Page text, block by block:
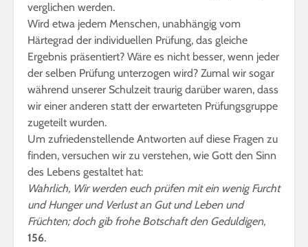
verglichen werden.
Wird etwa jedem Menschen, unabhängig vom
Härtegrad der individuellen Prüfung, das gleiche
Ergebnis präsentiert? Wäre es nicht besser, wenn jeder
der selben Prüfung unterzogen wird? Zumal wir sogar
während unserer Schulzeit traurig darüber waren, dass
wir einer anderen statt der erwarteten Prüfungsgruppe
zugeteilt wurden.
Um zufriedenstellende Antworten auf diese Fragen zu
finden, versuchen wir zu verstehen, wie Gott den Sinn
des Lebens gestaltet hat:
Wahrlich, Wir werden euch prüfen mit ein wenig Furcht
und Hunger und Verlust an Gut und Leben und
Früchten; doch gib frohe Botschaft den Geduldigen,
156.